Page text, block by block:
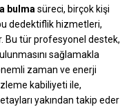
bulmasüreci, birçok kişi
dedektiflik hizmetleri,
Bu tür profesyonel destek,
sağlamakla
zaman ve enerji
kabiliyeti ile,
yakından takip eder